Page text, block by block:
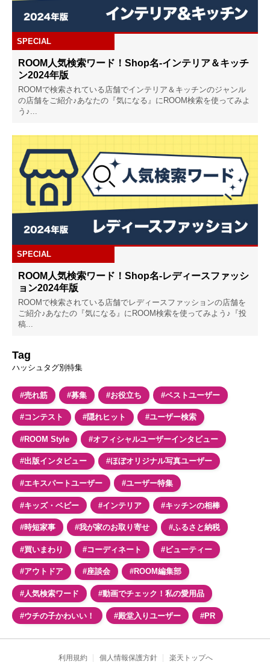
SPECIAL
ROOM人気検索ワード！Shop名-インテリア＆キッチ
ン2024年版
ROOMで検索されている店舗でインテリア＆キッチンのジャンル
の店舗をご紹介♪あなたの『気になる』にROOM検索を使ってみよ
う♪...
SPECIAL
ROOM人気検索ワード！Shop名-レディースファッシ
ョン2024年版
ROOMで検索されている店舗でレディースファッションの店舗を
ご紹介♪あなたの『気になる』にROOM検索を使ってみよう♪『投
稿...
Tag
ハッシュタグ別特集
#売れ筋 #募集 #お役立ち #ベストユーザー
#コンテスト #隠れヒット #ユーザー検索
#ROOM Style #オフィシャルユーザーインタビュー
#出版インタビュー #ほぼオリジナル写真ユーザー
#エキスパートユーザー #ユーザー特集
#キッズ・ベビー #インテリア #キッチンの相棒
#時短家事 #我が家のお取り寄せ #ふるさと納税
#買いまわり #コーディネート #ビューティー
#アウトドア #座談会 #ROOM編集部
#人気検索ワード #動画でチェック！私の愛用品
#ウチの子かわいい！ #殿堂入りユーザー #PR
利用規約 個人情報保護方針 楽天トップへ